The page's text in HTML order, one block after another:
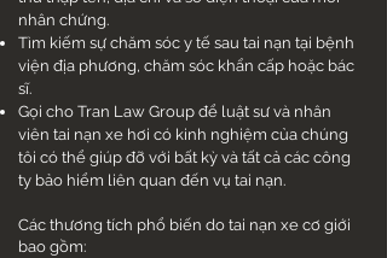
nhân chứng.
Tìm kiếm sự chăm sóc y tế sau tai nạn tại bệnh
viện địa phương, chăm sóc khẩn cấp hoặc bác
sĩ.
Gọi cho Tran Law Group để luật sư và nhân
viên tai nạn xe hơi có kinh nghiệm của chúng
tôi có thể giúp đỡ với bất kỳ và tất cả các công
ty bảo hiểm liên quan đến vụ tai nạn.
Các thương tích phổ biến do tai nạn xe cơ giới
bao gồm: